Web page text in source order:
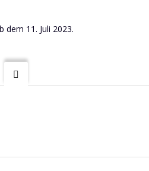
dem 11. Juli 2023.